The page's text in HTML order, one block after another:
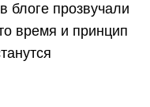
блоге прозвучали
время и принцип